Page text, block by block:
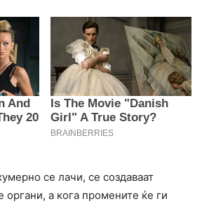
се лачи, се создаваат
а кога промените ќе ги